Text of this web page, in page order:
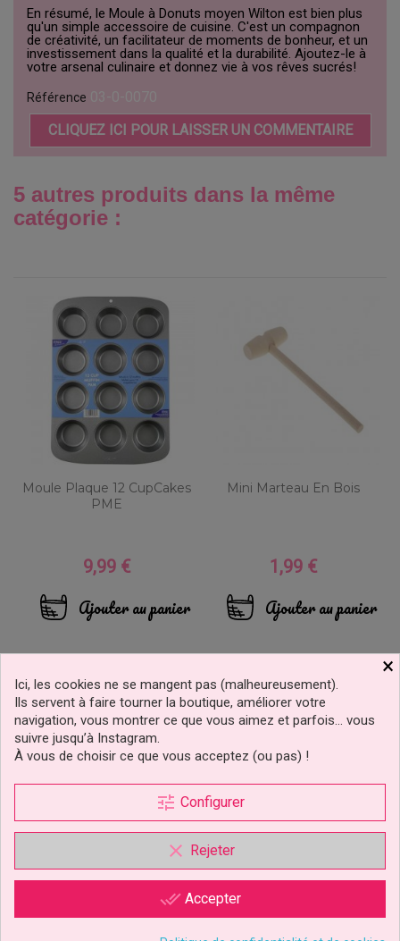
En résumé, le Moule à Donuts moyen Wilton est bien plus
qu'un simple accessoire de cuisine. C'est un compagnon
de créativité, un facilitateur de moments de bonheur, et un
investissement dans la qualité et la durabilité. Ajoutez-le à
votre arsenal culinaire et donnez vie à vos rêves sucrés!
Référence
CLIQUEZ ICI POUR LAISSER UN COMMENTAIRE
5 autres produits dans la même
catégorie :
Moule Plaque 12 CupCakes
PME
Prix
9,99 €
Ajouter au panier
Mini Marteau En Bois
Prix
1,99 €
Ajouter au panier
×
Ici, les cookies ne se mangent pas (malheureusement).
Ils servent à faire tourner la boutique, améliorer votre
navigation, vous montrer ce que vous aimez et parfois… vous
suivre jusqu’à Instagram.
À vous de choisir ce que vous acceptez (ou pas) !
tune Configurer
clear Rejeter
done_all Accepter